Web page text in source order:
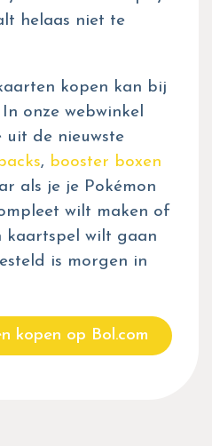
helaas niet te
kopen kan bij
onze webwinkel
uit de nieuwste
, booster boxen
als je je Pokémon
wilt maken of
kaartspel wilt gaan
is morgen in
kopen op Bol.com